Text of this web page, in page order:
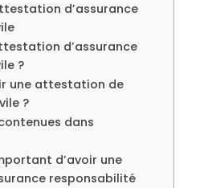
d’assurance
d’assurance
?
une attestation de
?
dans
d’avoir une
responsabilité